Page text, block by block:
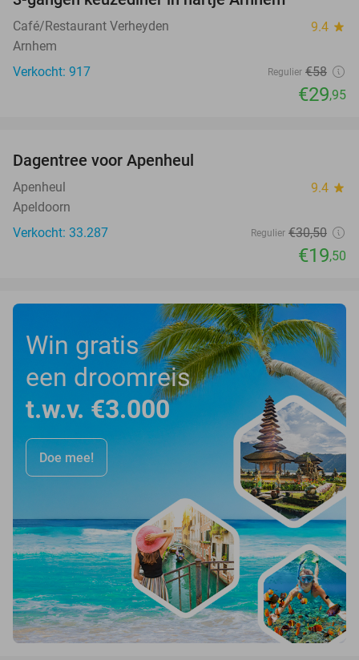
Café/Restaurant Verheyden 9.4 star
Arnhem
Verkocht: 917
Regulier €58
€29,95
Dagentree voor Apenheul
Apenheul 9.4 star
Apeldoorn
Verkocht: 33.287
Regulier €30,50
€19,50
Win gratis
een droomreis
t.w.v. €3.000
Doe mee!